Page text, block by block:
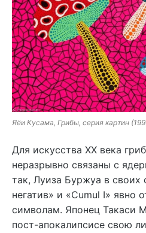
Яёи Кусама, Грибы, серия картин
Для искусства XX века
неразрывно связаны с
так, Луиза Буржуа в своих
негатив» и «Cumul I» явно
символам. Японец Такаси
пост-апокалипсисе свою